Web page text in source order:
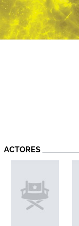
ACTORES